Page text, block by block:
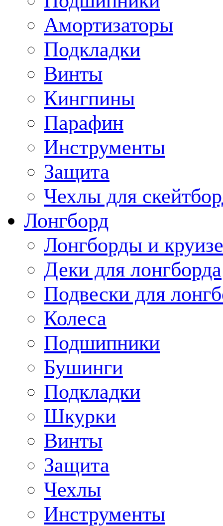
Амортизаторы
Подкладки
Винты
Кингпины
Парафин
Инструменты
Защита
Чехлы для
Лонгборд
Лонгборды и
Деки для лонгборда
Подвески для
Колеса
Подшипники
Бушинги
Подкладки
Шкурки
Винты
Защита
Чехлы
Инструменты